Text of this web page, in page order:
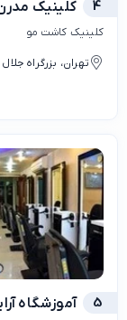
4 کلینیک
کلینیک کاشت مو
تهران، بزرگراه
5 آموزشگاه